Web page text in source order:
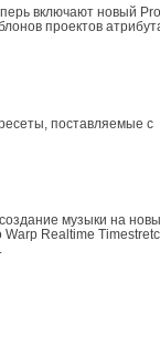
включают новый
проектов
поставляемые с
музыки на
Realtime